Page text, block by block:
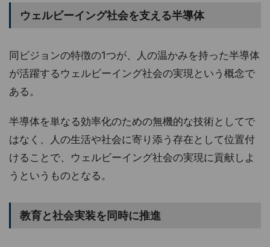
ウェルビーイング社会を支える半導体
同ビジョンの特徴の1つが、人の温かみを持った半導体
が活躍するウェルビーイング社会の実現という概念で
ある。
半導体を単なる効率化のための無機的な技術としてで
はなく、人の生活や社会に寄り添う存在として位置付
けることで、ウェルビーイング社会の実現に貢献しよ
うというものとなる。
教育と社会実装を同時に推進